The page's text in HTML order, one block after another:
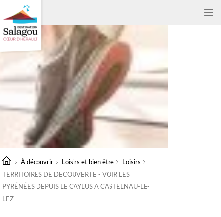
À découvrir Loisirs et bien être
Loisirs
TERRITOIRES DE DECOUVERTE - VOIR LES
PYRÉNÉES DEPUIS LE CAYLUS A CASTELNAU-LE-
LEZ